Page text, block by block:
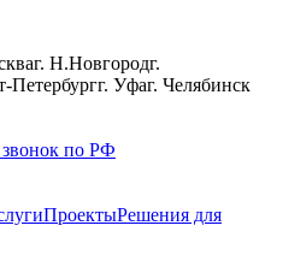
г. Н.Новгородг.
Петербургг. Уфаг. Челябинск
по РФ
ПроектыРешения для